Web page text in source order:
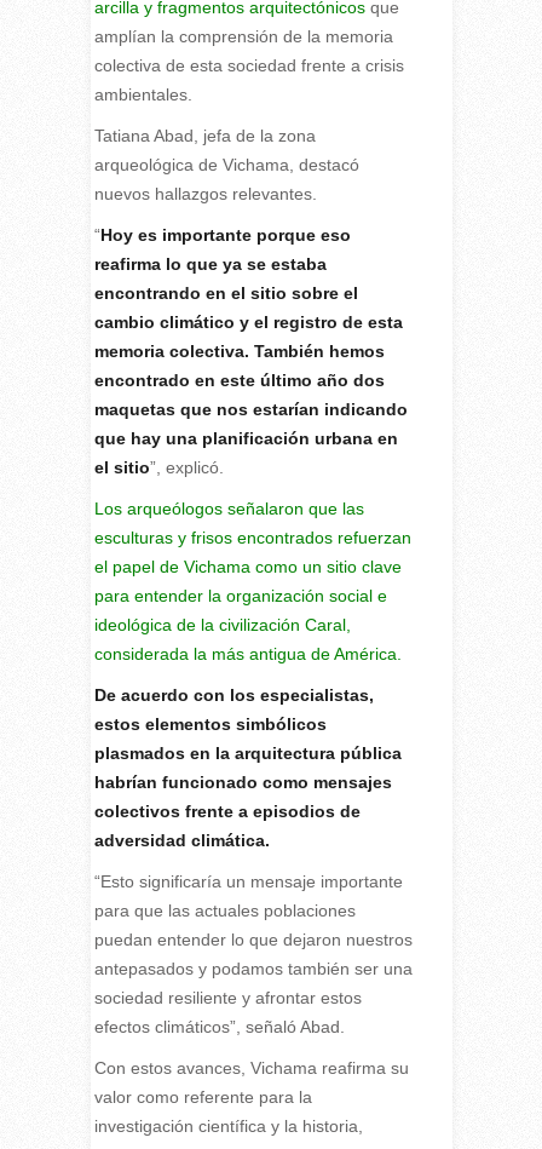
arcilla y fragmentos arquitectónicosque
amplían la comprensión de la memoria
colectiva de esta sociedad frente a crisis
ambientales.
Tatiana Abad, jefa de la zona
arqueológica de Vichama, destacó
nuevos hallazgos relevantes.
“Hoy es importante porque eso
reafirma lo que ya se estaba
encontrando en el sitio sobre el
cambio climático y el registro de esta
memoria colectiva. También hemos
encontrado en este último año dos
maquetas que nos estarían indicando
que hay una planificación urbana en
el sitio”, explicó.
Los arqueólogos señalaron que las
esculturas y frisos encontrados refuerzan
el papel de Vichama como un sitio clave
para entender la organización social e
ideológica de la civilización Caral,
considerada la más antigua de América.
De acuerdo con los especialistas,
estos elementos simbólicos
plasmados en la arquitectura pública
habrían funcionado como mensajes
colectivos frente a episodios de
adversidad climática.
“Esto significaría un mensaje importante
para que las actuales poblaciones
puedan entender lo que dejaron nuestros
antepasados y podamos también ser una
sociedad resiliente y afrontar estos
efectos climáticos”, señaló Abad.
Con estos avances, Vichama reafirma su
valor como referente para la
investigación científica y la historia,